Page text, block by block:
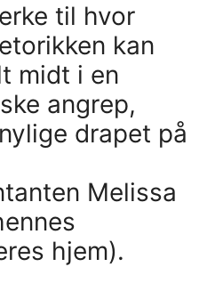
til hvor
kan
midt i en
angrep,
drapet på
Melissa
hjem).